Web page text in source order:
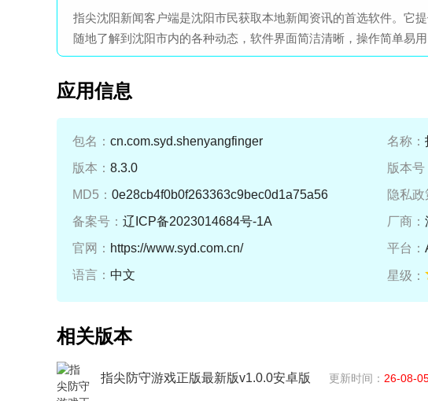
指尖沈阳新闻客户端是沈阳市民获取本地新闻资讯的首选软件。它
随地了解到沈阳市内的各种动态，软件界面简洁清晰，操作简单易
应用信息
包名： cn.com.syd.shenyangfinger 名称：
版本： 8.3.0 版本号
MD5： 0e28cb4f0b0f263363c9bec0d1a75a56 隐私政
备案号： 辽ICP备2023014684号-1A 厂商：
官网： https://www.syd.com.cn/ 平台：
语言： 中文 星级：
相关版本
指尖防守游戏正版最新版v1.0.0安卓版 更新时间： 26-08-